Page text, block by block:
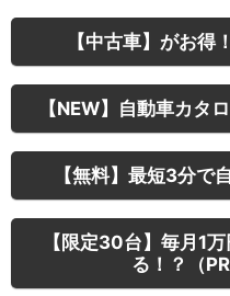
【中古車】がお得
【NEW】自動車カタ
【無料】最短3分で
【限定30台】毎月1
る！？（